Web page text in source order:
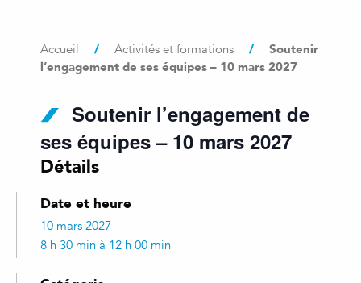
Accueil / Activités et formations /
Soutenir
l’engagement de ses équipes – 10 mars 2027
Soutenir l’engagement de
ses équipes – 10 mars 2027
Détails
Date et heure
10 mars 2027
8 h 30 min à 12 h 00 min